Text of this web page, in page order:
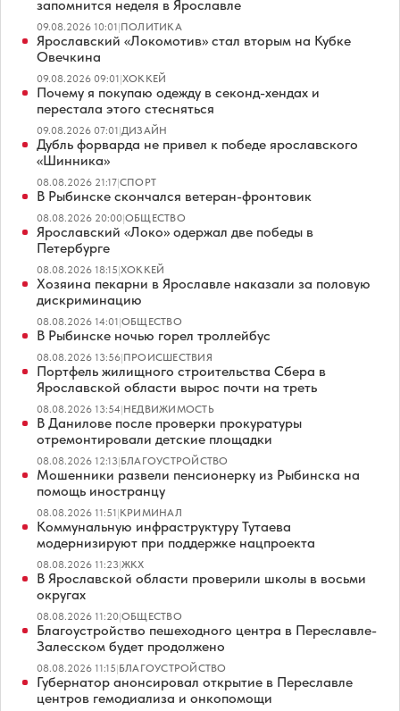
запомнится неделя в Ярославле
09.08.2026 10:01|ПОЛИТИКА
Ярославский «Локомотив» стал вторым на Кубке
Овечкина
09.08.2026 09:01|ХОККЕЙ
Почему я покупаю одежду в секонд-хендах и
перестала этого стесняться
09.08.2026 07:01|ДИЗАЙН
Дубль форварда не привел к победе ярославского
«Шинника»
08.08.2026 21:17|СПОРТ
В Рыбинске скончался ветеран-фронтовик
08.08.2026 20:00|ОБЩЕСТВО
Ярославский «Локо» одержал две победы в
Петербурге
08.08.2026 18:15|ХОККЕЙ
Хозяина пекарни в Ярославле наказали за половую
дискриминацию
08.08.2026 14:01|ОБЩЕСТВО
В Рыбинске ночью горел троллейбус
08.08.2026 13:56|ПРОИСШЕСТВИЯ
Портфель жилищного строительства Сбера в
Ярославской области вырос почти на треть
08.08.2026 13:54|НЕДВИЖИМОСТЬ
В Данилове после проверки прокуратуры
отремонтировали детские площадки
08.08.2026 12:13|БЛАГОУСТРОЙСТВО
Мошенники развели пенсионерку из Рыбинска на
помощь иностранцу
08.08.2026 11:51|КРИМИНАЛ
Коммунальную инфраструктуру Тутаева
модернизируют при поддержке нацпроекта
08.08.2026 11:23|ЖКХ
В Ярославской области проверили школы в восьми
округах
08.08.2026 11:20|ОБЩЕСТВО
Благоустройство пешеходного центра в Переславле-
Залесском будет продолжено
08.08.2026 11:15|БЛАГОУСТРОЙСТВО
Губернатор анонсировал открытие в Переславле
центров гемодиализа и онкопомощи